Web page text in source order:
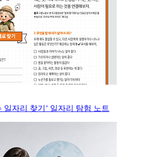
일자리 찾기’ 일자리 탐험 노트